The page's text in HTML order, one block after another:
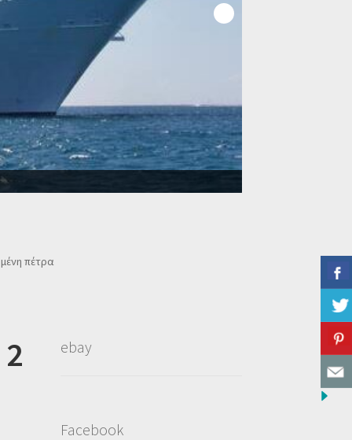
πέτρα
ebay
Facebook